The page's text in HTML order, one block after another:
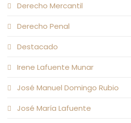
Derecho Mercantil
Derecho Penal
Destacado
Irene Lafuente Munar
José Manuel Domingo Rubio
José María Lafuente